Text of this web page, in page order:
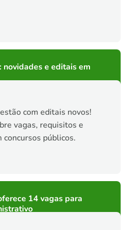
novidades e editais em
com editais novos!
vagas, requisitos e
públicos.
14 vagas para